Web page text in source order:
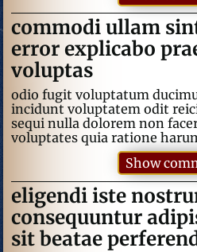
commodi ullam
error explicabo
voluptas
odio fugit voluptatum
incidunt voluptatem odit
sequi nulla dolorem non
voluptates quia ratione
Show
eligendi iste
consequuntur
sit beatae